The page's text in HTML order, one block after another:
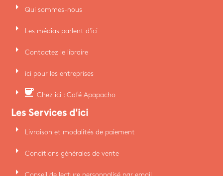
arrow_right Qui sommes-nous
arrow_right Les médias parlent d'ici
arrow_right Contactez le libraire
arrow_right ici pour les entreprises
arrow_right coffee Chez ici : Café Apapacho
Les Services d'ici
arrow_right Livraison et modalités de paiement
arrow_right Conditions générales de vente
arrow_right Conseil de lecture personnalisé par email